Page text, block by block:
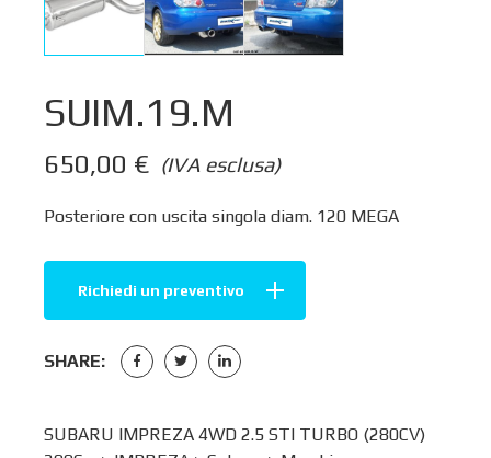
SUIM.19.M
(IVA esclusa)
650,00 €
Posteriore con uscita singola diam. 120 MEGA
Richiedi un preventivo
SHARE:
SUBARU IMPREZA 4WD 2.5 STI TURBO (280CV)